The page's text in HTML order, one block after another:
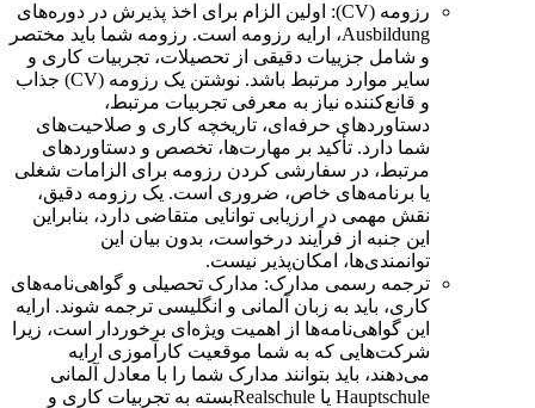
رزومه (CV): اولین الزام برای اخذ پذیرش در دوره‌های
Ausbildung، ارایه رزومه است. رزومه شما باید مختصر
و شامل جزییات دقیقی از تحصیلات، تجربیات کاری و
سایر موارد مرتبط باشد. نوشتن یک رزومه (CV) جذاب
و قانع‌کننده نیاز به معرفی تجربیات مرتبط،
دستاوردهای حرفه‌ای، تاریخچه کاری و صلاحیت‌های
شما دارد. تأکید بر مهارت‌ها، تخصص و دستاوردهای
مرتبط، در سفارشی کردن رزومه برای الزامات شغلی
یا برنامه‌های خاص، ضروری است. یک رزومه دقیق،
نقش مهمی در ارزیابی توانایی متقاضی دارد، بنابراین
این جنبه از فرآیند درخواست، بدون بیان این
توانمندی‌ها، امکان‌پذیر نیست.
ترجمه رسمی مدارک: مدارک تحصیلی و گواهی‌نامه‌های
کاری، باید به زبان آلمانی و انگلیسی ترجمه شوند. ارایه
این گواهی‌نامه‌ها از اهمیت ویژه‌ای برخوردار است، زیرا
شرکت‌هایی که به شما موقعیت کارآموزی ارایه
می‌دهند، باید بتوانند مدارک شما را با معادل آلمانی
Hauptschule یا Realschuleبسته به تجربیات کاری و